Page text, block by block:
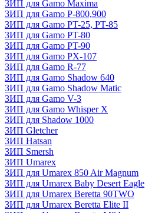
ЗИП для Gamo Maxima
ЗИП для Gamo P-800,900
ЗИП для Gamo PT-25, PT-85
ЗИП для Gamo PT-80
ЗИП для Gamo PT-90
ЗИП для Gamo PX-107
ЗИП для Gamo R-77
ЗИП для Gamo Shadow 640
ЗИП для Gamo Shadow Matic
ЗИП для Gamo V-3
ЗИП для Gamo Whisper X
ЗИП для Shadow 1000
ЗИП Gletcher
ЗИП Hatsan
ЗИП Smersh
ЗИП Umarex
ЗИП для Umarex 850 Air Magnum
ЗИП для Umarex Baby Desert Eagle
ЗИП для Umarex Beretta 90TWO
ЗИП для Umarex Beretta Elite II